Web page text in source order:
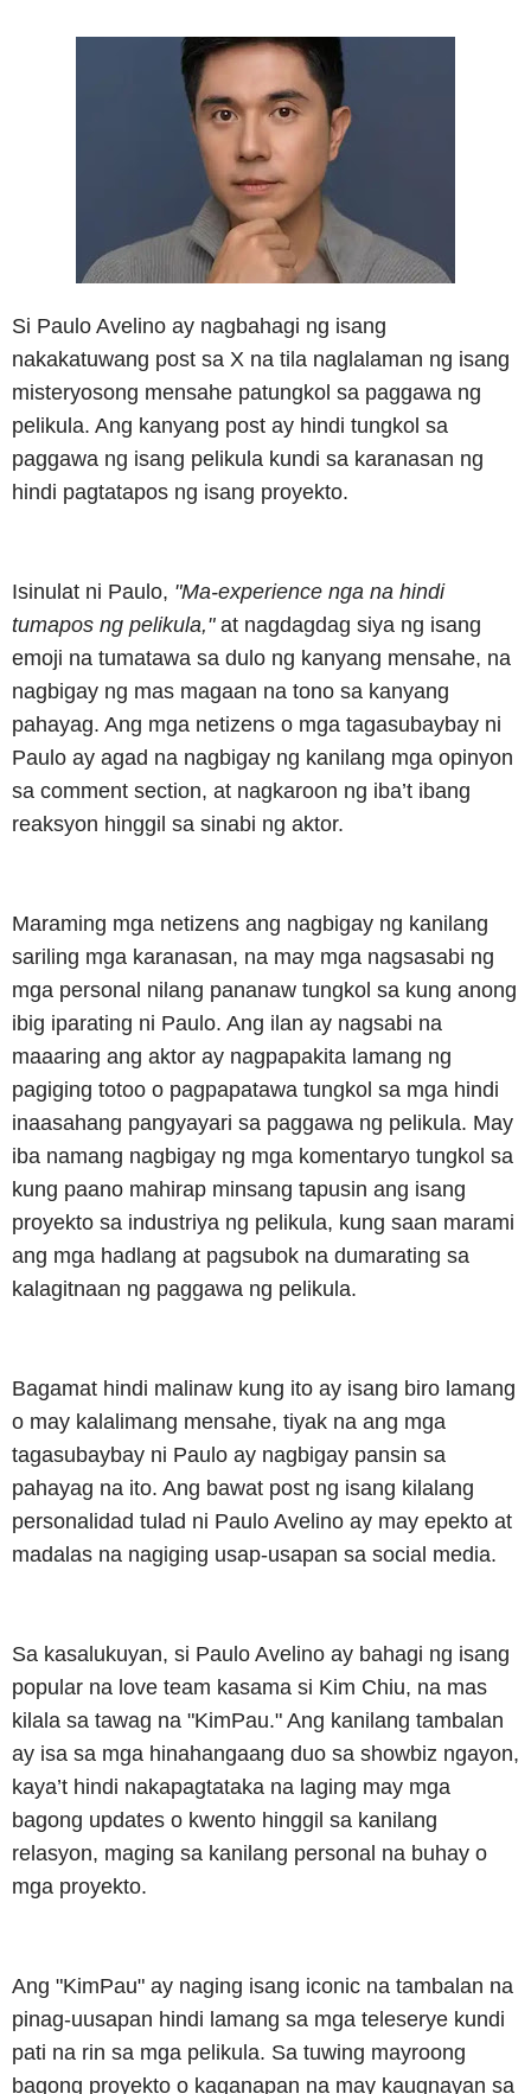
Si Paulo Avelino ay nagbahagi ng isang
nakakatuwang post sa X na tila naglalaman ng isang
misteryosong mensahe patungkol sa paggawa ng
pelikula. Ang kanyang post ay hindi tungkol sa
paggawa ng isang pelikula kundi sa karanasan ng
hindi pagtatapos ng isang proyekto.
Isinulat ni Paulo, "Ma-experience nga na hindi
tumapos ng pelikula,"at nagdagdag siya ng isang
emoji na tumatawa sa dulo ng kanyang mensahe, na
nagbigay ng mas magaan na tono sa kanyang
pahayag. Ang mga netizens o mga tagasubaybay ni
Paulo ay agad na nagbigay ng kanilang mga opinyon
sa comment section, at nagkaroon ng iba’t ibang
reaksyon hinggil sa sinabi ng aktor.
Maraming mga netizens ang nagbigay ng kanilang
sariling mga karanasan, na may mga nagsasabi ng
mga personal nilang pananaw tungkol sa kung anong
ibig iparating ni Paulo. Ang ilan ay nagsabi na
maaaring ang aktor ay nagpapakita lamang ng
pagiging totoo o pagpapatawa tungkol sa mga hindi
inaasahang pangyayari sa paggawa ng pelikula. May
iba namang nagbigay ng mga komentaryo tungkol sa
kung paano mahirap minsang tapusin ang isang
proyekto sa industriya ng pelikula, kung saan marami
ang mga hadlang at pagsubok na dumarating sa
kalagitnaan ng paggawa ng pelikula.
Bagamat hindi malinaw kung ito ay isang biro lamang
o may kalalimang mensahe, tiyak na ang mga
tagasubaybay ni Paulo ay nagbigay pansin sa
pahayag na ito. Ang bawat post ng isang kilalang
personalidad tulad ni Paulo Avelino ay may epekto at
madalas na nagiging usap-usapan sa social media.
Sa kasalukuyan, si Paulo Avelino ay bahagi ng isang
popular na love team kasama si Kim Chiu, na mas
kilala sa tawag na "KimPau." Ang kanilang tambalan
ay isa sa mga hinahangaang duo sa showbiz ngayon,
kaya’t hindi nakapagtataka na laging may mga
bagong updates o kwento hinggil sa kanilang
relasyon, maging sa kanilang personal na buhay o
mga proyekto.
Ang "KimPau" ay naging isang iconic na tambalan na
pinag-uusapan hindi lamang sa mga teleserye kundi
pati na rin sa mga pelikula. Sa tuwing mayroong
bagong proyekto o kaganapan na may kaugnayan sa